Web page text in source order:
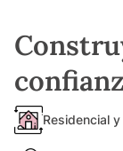
Residencial